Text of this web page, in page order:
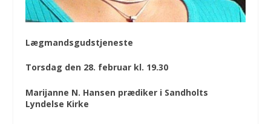
Lægmandsgudstjeneste
Torsdag den 28. februar kl. 19.30
Marijanne N. Hansen prædiker i Sandholts
Lyndelse Kirke